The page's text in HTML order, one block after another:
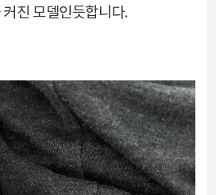
진 모델인듯합니다.